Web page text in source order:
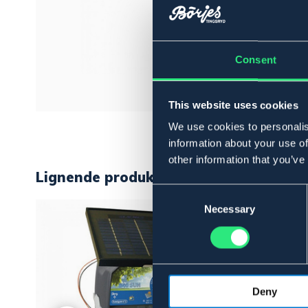
Consent
This website uses cookies
We use cookies to
information about your use
other information that
Necessary
Deny
Lignende produkter